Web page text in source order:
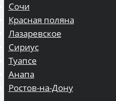
Сочи
Красная поляна
Лазаревское
Сириус
Туапсе
Анапа
Ростов-на-Дону